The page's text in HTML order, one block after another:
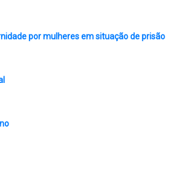
por mulheres em situação de prisão